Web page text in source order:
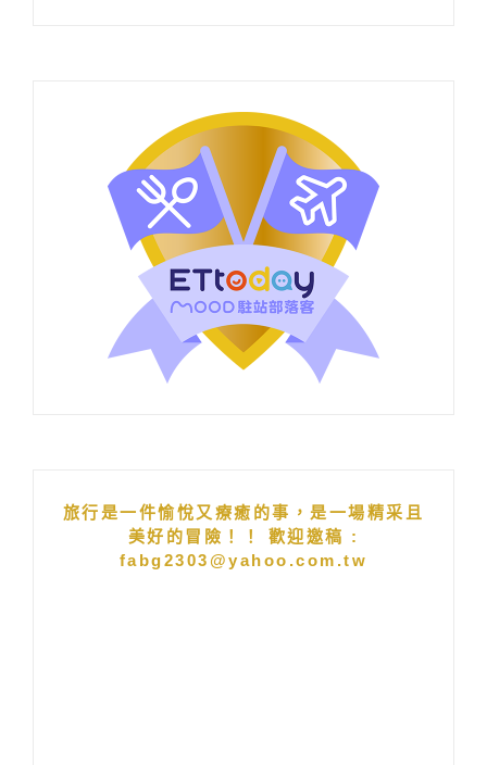
旅行是一件愉悅又療癒的事，是一場精采且
美好的冒險！！ 歡迎邀稿 :
fabg2303@yahoo.com.tw